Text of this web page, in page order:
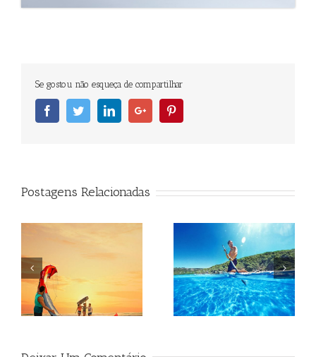
Se gostou não esqueça de compartilhar
FacebookTwitterLinkedinGoogleplus
Postagens Relacionadas
Beagle Beagle